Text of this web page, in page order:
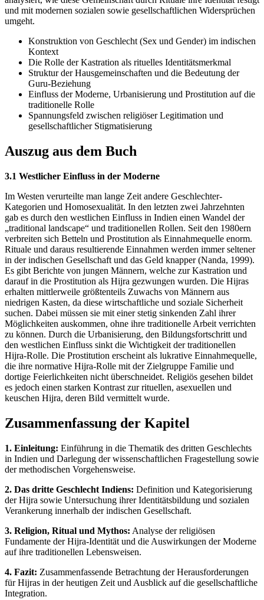
und mit modernen sozialen sowie gesellschaftlichen Widersprüchen
umgeht.
Konstruktion von Geschlecht (Sex und Gender) im indischen
Kontext
Die Rolle der Kastration als rituelles Identitätsmerkmal
Struktur der Hausgemeinschaften und die Bedeutung der
Guru-Beziehung
Einfluss der Moderne, Urbanisierung und Prostitution auf die
traditionelle Rolle
Spannungsfeld zwischen religiöser Legitimation und
gesellschaftlicher Stigmatisierung
Auszug aus dem Buch
3.1 Westlicher Einfluss in der Moderne
Im Westen verurteilte man lange Zeit andere Geschlechter-
Kategorien und Homosexualität. In den letzten zwei Jahrzehnten
gab es durch den westlichen Einfluss in Indien einen Wandel der
„traditional landscape“ und traditionellen Rollen. Seit den 1980ern
verbreiten sich Betteln und Prostitution als Einnahmequelle enorm.
Rituale und daraus resultierende Einnahmen werden immer seltener
in der indischen Gesellschaft und das Geld knapper (Nanda, 1999).
Es gibt Berichte von jungen Männern, welche zur Kastration und
darauf in die Prostitution als Hijra gezwungen wurden. Die Hijras
erhalten mittlerweile größtenteils Zuwachs von Männern aus
niedrigen Kasten, da diese wirtschaftliche und soziale Sicherheit
suchen. Dabei müssen sie mit einer stetig sinkenden Zahl ihrer
Möglichkeiten auskommen, ohne ihre traditionelle Arbeit verrichten
zu können. Durch die Urbanisierung, den Bildungsfortschritt und
den westlichen Einfluss sinkt die Wichtigkeit der traditionellen
Hijra-Rolle. Die Prostitution erscheint als lukrative Einnahmequelle,
die ihre normative Hijra-Rolle mit der Zielgruppe Familie und
dortige Feierlichkeiten nicht überschneidet. Religiös gesehen bildet
es jedoch einen starken Kontrast zur rituellen, asexuellen und
keuschen Hijra, deren Bild vermittelt wurde.
Zusammenfassung der Kapitel
1. Einleitung: Einführung in die Thematik des dritten Geschlechts
in Indien und Darlegung der wissenschaftlichen Fragestellung sowie
der methodischen Vorgehensweise.
2. Das dritte Geschlecht Indiens: Definition und Kategorisierung
der Hijra sowie Untersuchung ihrer Identitätsbildung und sozialen
Verankerung innerhalb der indischen Gesellschaft.
3. Religion, Ritual und Mythos: Analyse der religiösen
Fundamente der Hijra-Identität und die Auswirkungen der Moderne
auf ihre traditionellen Lebensweisen.
4. Fazit: Zusammenfassende Betrachtung der Herausforderungen
für Hijras in der heutigen Zeit und Ausblick auf die gesellschaftliche
Integration.